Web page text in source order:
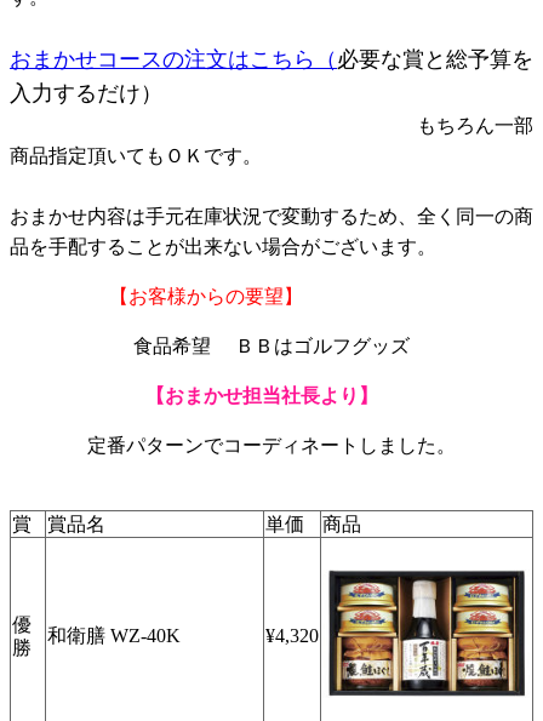
おまかせコースの注文はこちら（ 必要な賞と総予算を
入力するだけ）
もちろん一部
商品指定頂いてもＯＫです。
おまかせ内容は手元在庫状況で変動するため、全く同一の商
品を手配することが出来ない場合がございます。
【お客様からの要望】
食品希望 ＢＢはゴルフグッズ
【おまかせ担当社長より】
定番パターンでコーディネートしました。
賞 賞品名 単価 商品
優
勝
和衛膳 WZ-40K ¥4,320